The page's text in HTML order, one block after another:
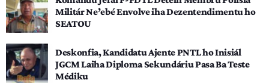
Militár Ne’ebé Envolve iha Dezentendimentu ho
SEATOU
Deskonfia, Kandidatu Ajente PNTL ho Inisiál
JGCM Laiha Diploma Sekundáriu Pasa Ba Teste
Médiku